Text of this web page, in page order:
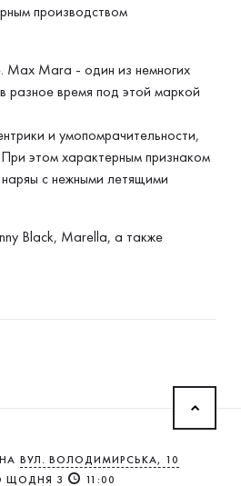
производством
Max Mara - один из немногих
разное время под этой маркой
и умопомрачительности,
этом характерным признаком
с нежными летящими
Black, Marella, а также
ВУЛ. ВОЛОДИМИРСЬКА, 10
ЩОДНЯ З
11:00